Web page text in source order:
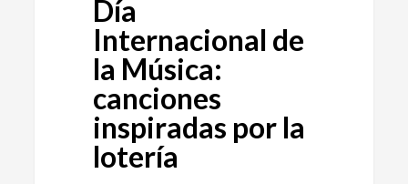
Día
Internacional de
la Música:
canciones
inspiradas por la
lotería